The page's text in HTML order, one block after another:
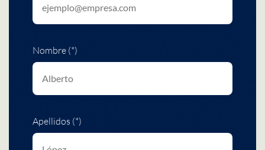
Nombre (*)
Apellidos (*)